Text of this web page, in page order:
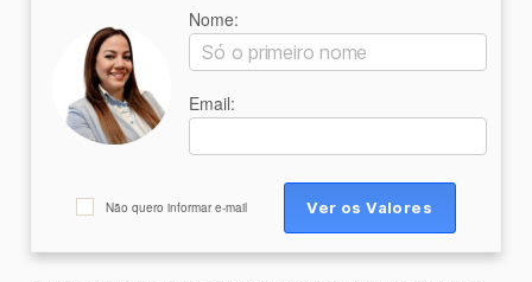
Nome:
Email:
Não quero informar e-mail